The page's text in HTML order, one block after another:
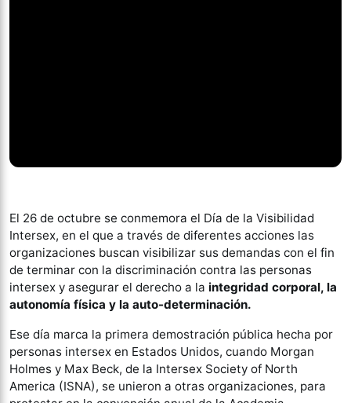
El 26 de octubre se conmemora el Día de la Visibilidad
Intersex, en el que a través de diferentes acciones las
organizaciones buscan visibilizar sus demandas con el fin
de terminar con la discriminación contra las personas
intersex y asegurar el derecho a la integridad corporal, la
autonomía física y la auto-determinación.
Ese día marca la primera demostración pública hecha por
personas intersex en Estados Unidos, cuando Morgan
Holmes y Max Beck, de la Intersex Society of North
America (ISNA), se unieron a otras organizaciones, para